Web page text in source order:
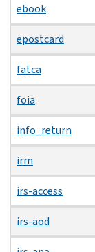
ebook
epostcard
fatca
foia
info_return
irm
irs-access
irs-aod